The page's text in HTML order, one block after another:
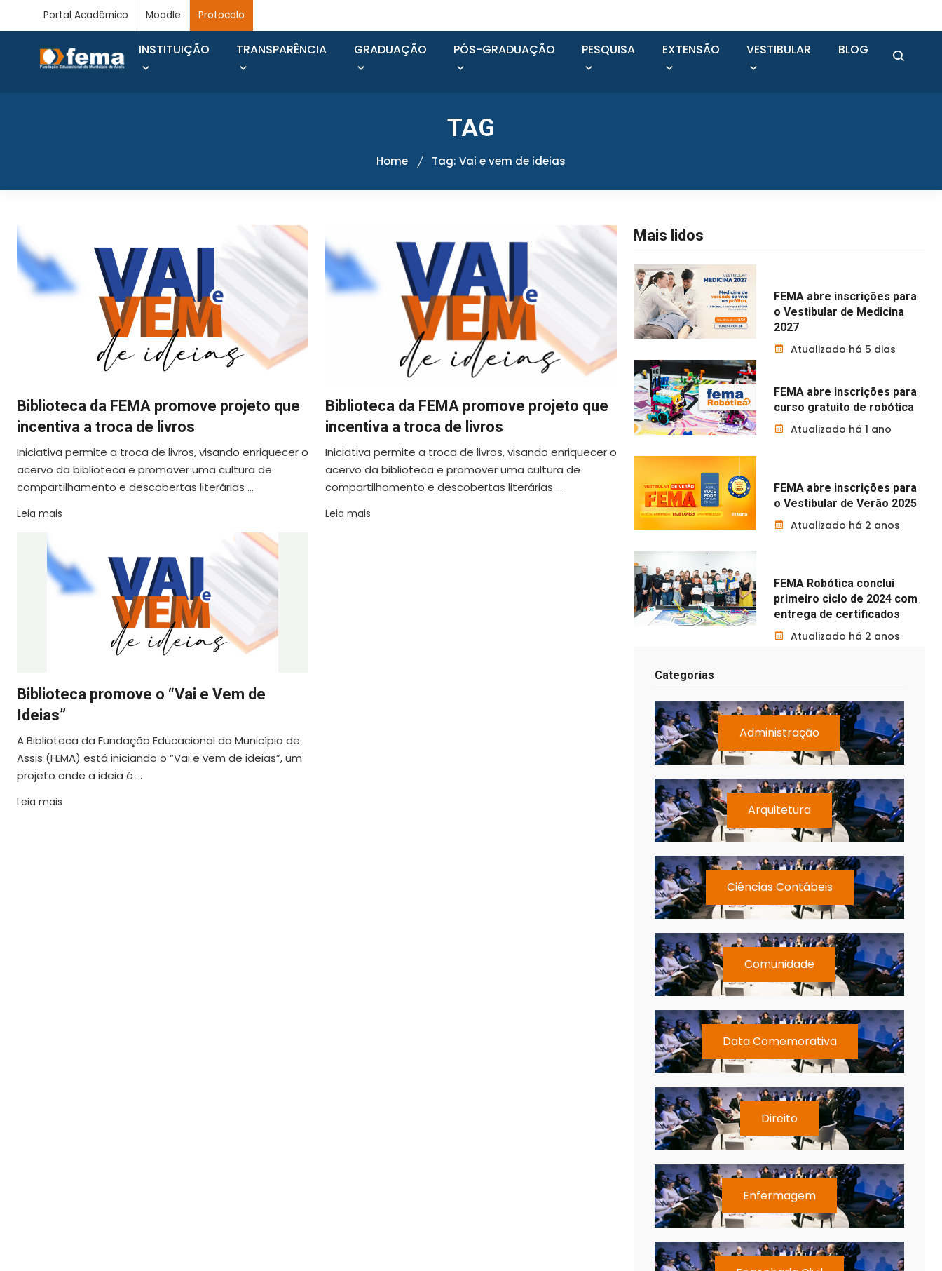
Portal Acadêmico Moodle Protocolo
INSTITUIÇÃO TRANSPARÊNCIA GRADUAÇÃO PÓS-GRADUAÇÃO PESQUISA EXTENSÃO VESTIBULAR BLOG
TAG
Home Tag: Vai e vem de ideias
Biblioteca da FEMA promove projeto que
incentiva a troca de livros
Iniciativa permite a troca de livros, visando enriquecer o
acervo da biblioteca e promover uma cultura de
compartilhamento e descobertas literárias ...
Leia mais
Biblioteca da FEMA promove projeto que
incentiva a troca de livros
Iniciativa permite a troca de livros, visando enriquecer o
acervo da biblioteca e promover uma cultura de
compartilhamento e descobertas literárias ...
Leia mais
Biblioteca promove o “Vai e Vem de
Ideias”
A Biblioteca da Fundação Educacional do Município de
Assis (FEMA) está iniciando o “Vai e vem de ideias”, um
projeto onde a ideia é ...
Leia mais
Mais lidos
FEMA abre inscrições para
o Vestibular de Medicina
2027
Atualizado há 5 dias
FEMA abre inscrições para
curso gratuito de robótica
Atualizado há 1 ano
FEMA abre inscrições para
o Vestibular de Verão 2025
Atualizado há 2 anos
FEMA Robótica conclui
primeiro ciclo de 2024 com
entrega de certificados
Atualizado há 2 anos
Categorias
Administração
Arquitetura
Ciências Contábeis
Comunidade
Data Comemorativa
Direito
Enfermagem